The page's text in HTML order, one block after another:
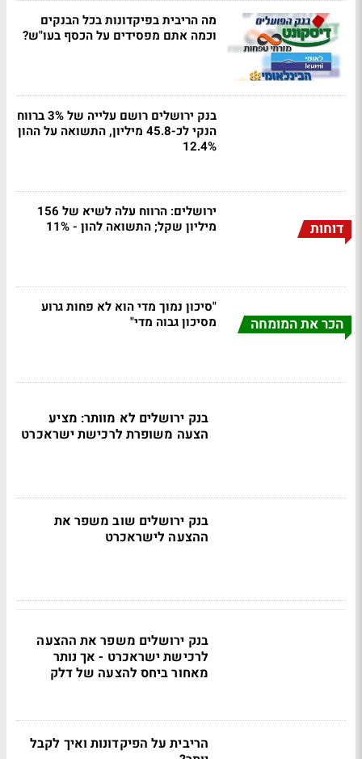
מה הריבית בפיקדונות בכל הבנקים
וכמה אתם מפסידים על הכסף בעו"ש?
בנק ירושלים רושם עלייה של 3% ברווח
הנקי לכ-45.8 מיליון, התשואה על ההון
12.4%
דוחות
ירושלים: הרווח עלה לשיא של 156
מיליון שקל; התשואה להון - 11%
הכר את המומחה
"סיכון נמוך מדי הוא לא פחות גרוע
מסיכון גבוה מדי"
בנק ירושלים לא מוותר: מציע
הצעה משופרת לרכישת ישראכרט
בנק ירושלים שוב משפר את
ההצעה לישראכרט
בנק ירושלים משפר את ההצעה
לרכישת ישראכרט - אך נותר
מאחור ביחס להצעה של דלק
הריבית על הפיקדונות ואיך לקבל